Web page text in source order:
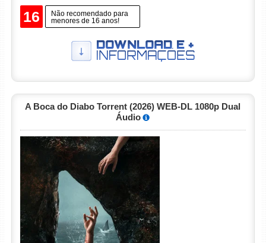
16
Não recomendado para
menores de 16 anos!
A Boca do Diabo Torrent (2026) WEB-DL 1080p Dual
Áudio